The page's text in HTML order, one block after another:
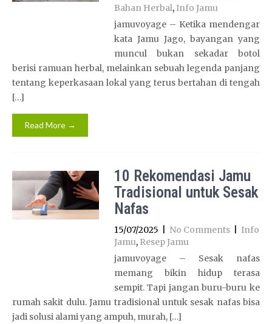
Bahan Herbal, Info Jamu
jamuvoyage – Ketika mendengar
kata Jamu Jago, bayangan yang
muncul bukan sekadar botol
berisi ramuan herbal, melainkan sebuah legenda panjang
tentang keperkasaan lokal yang terus bertahan di tengah
[…]
Read More →
10 Rekomendasi Jamu
Tradisional untuk Sesak
Nafas
15/07/2025 No Comments
Info
Jamu, Resep Jamu
jamuvoyage – Sesak nafas
memang bikin hidup terasa
sempit. Tapi jangan buru-buru ke
rumah sakit dulu. Jamu tradisional untuk sesak nafas bisa
jadi solusi alami yang ampuh, murah, […]